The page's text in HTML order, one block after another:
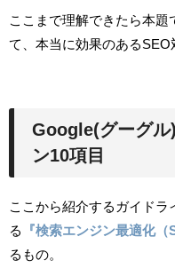
ここまで理解できたら本題
て、本当に効果のあるSEO
Google(グーグル
ン10項目
ここから紹介するガイドラ
る
『検索エンジン最適化（
るもの。